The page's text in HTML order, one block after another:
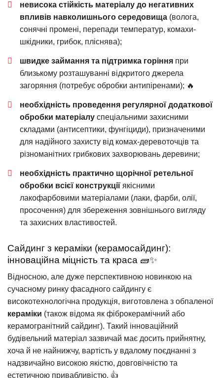
невисока стійкість матеріалу до негативних
впливів навколишнього середовища (волога,
сонячні промені, перепади температур, комахи-
шкідники, грибок, пліснява);
швидке займання та підтримка горіння при
близькому розташуванні відкритого джерела
загоряння (потребує обробки антипіренами); 🔥
необхідність проведення регулярної додаткової
обробки матеріалу спеціальними захисними
складами (антисептики, фунгіциди), призначеними
для надійного захисту від комах-деревоточців та
різноманітних грибкових захворювань деревини;
необхідність практично щорічної ретельної
обробки всієї конструкції якісними
лакофарбовими матеріалами (лаки, фарби, олії,
просочення) для збереження зовнішнього вигляду
та захисних властивостей.
Сайдинг з кераміки (керамосайдинг):
інноваційна міцність та краса 🧱✨
Відносною, але дуже перспективною новинкою на
сучасному ринку фасадного сайдингу є
високотехнологічна продукція, виготовлена з обпаленої
кераміки (також відома як фіброкерамічний або
керамогранітний сайдинг). Такий інноваційний
будівельний матеріал зазвичай має досить прийнятну,
хоча й не найнижчу, вартість у вдалому поєднанні з
надзвичайно високою якістю, довговічністю та
естетичною привабливістю. 👍